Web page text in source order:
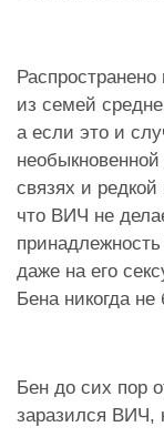
из семей
а если это и
связях и
что ВИЧ не
даже на его
Бена никогда
Бен до сих пор
заразился ВИЧ,